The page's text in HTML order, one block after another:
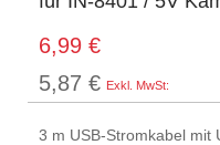
6,99 €
5,87 €
3 m USB-Stromkabel mit